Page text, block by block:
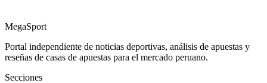
MegaSport
Portal independiente de noticias deportivas, análisis de apuestas y
reseñas de casas de apuestas para el mercado peruano.
Secciones